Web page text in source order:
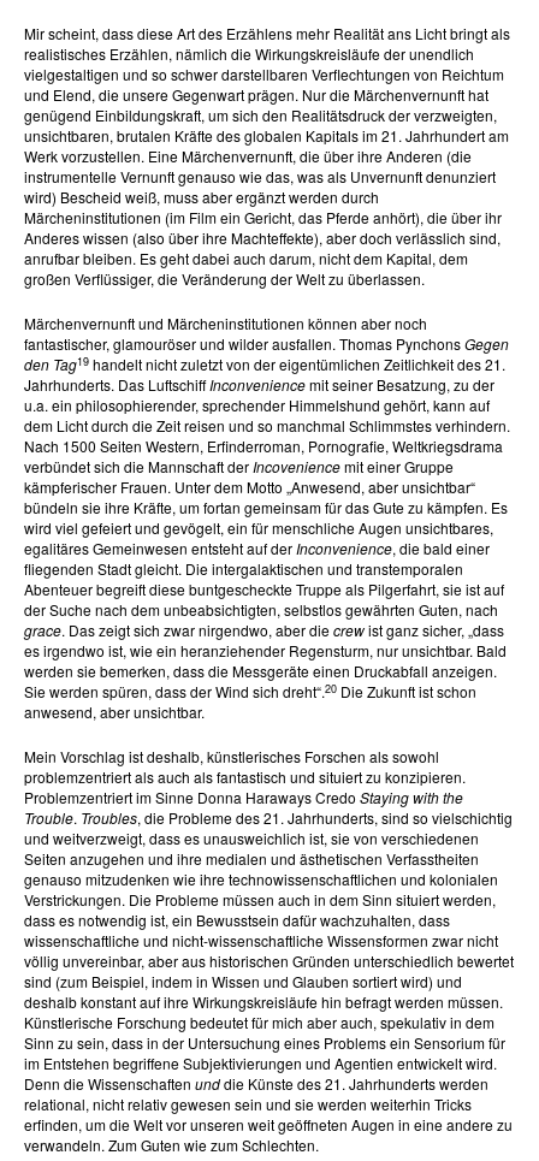
Mir scheint, dass diese Art des Erzählens mehr Realität ans Licht bringt als
realistisches Erzählen, nämlich die Wirkungskreisläufe der unendlich
vielgestaltigen und so schwer darstellbaren Verflechtungen von Reichtum
und Elend, die unsere Gegenwart prägen. Nur die Märchenvernunft hat
genügend Einbildungskraft, um sich den Realitätsdruck der verzweigten,
unsichtbaren, brutalen Kräfte des globalen Kapitals im 21. Jahrhundert am
Werk vorzustellen. Eine Märchenvernunft, die über ihre Anderen (die
instrumentelle Vernunft genauso wie das, was als Unvernunft denunziert
wird) Bescheid weiß, muss aber ergänzt werden durch
Märcheninstitutionen (im Film ein Gericht, das Pferde anhört), die über ihr
Anderes wissen (also über ihre Machteffekte), aber doch verlässlich sind,
anrufbar bleiben. Es geht dabei auch darum, nicht dem Kapital, dem
großen Verflüssiger, die Veränderung der Welt zu überlassen.
Märchenvernunft und Märcheninstitutionen können aber noch
fantastischer, glamouröser und wilder ausfallen. Thomas PynchonsGegen
den Tag19 handelt nicht zuletzt von der eigentümlichen Zeitlichkeit des 21.
Jahrhunderts. Das LuftschiffInconveniencemit seiner Besatzung, zu der
u.a. ein philosophierender, sprechender Himmelshund gehört, kann auf
dem Licht durch die Zeit reisen und so manchmal Schlimmstes verhindern.
Nach 1500 Seiten Western, Erfinderroman, Pornografie, Weltkriegsdrama
verbündet sich die Mannschaft derIncoveniencemit einer Gruppe
kämpferischer Frauen. Unter dem Motto „Anwesend, aber unsichtbar“
bündeln sie ihre Kräfte, um fortan gemeinsam für das Gute zu kämpfen. Es
wird viel gefeiert und gevögelt, ein für menschliche Augen unsichtbares,
egalitäres Gemeinwesen entsteht auf derInconvenience, die bald einer
fliegenden Stadt gleicht. Die intergalaktischen und transtemporalen
Abenteuer begreift diese buntgescheckte Truppe als Pilgerfahrt, sie ist auf
der Suche nach dem unbeabsichtigten, selbstlos gewährten Guten, nach
grace. Das zeigt sich zwar nirgendwo, aber diecrewist ganz sicher, „dass
es irgendwo ist, wie ein heranziehender Regensturm, nur unsichtbar. Bald
werden sie bemerken, dass die Messgeräte einen Druckabfall anzeigen.
Sie werden spüren, dass der Wind sich dreht“.20 Die Zukunft ist schon
anwesend, aber unsichtbar.
Mein Vorschlag ist deshalb, künstlerisches Forschen als sowohl
problemzentriert als auch als fantastisch und situiert zu konzipieren.
Problemzentriert im Sinne Donna Haraways Credo Staying with the
Trouble. Troubles, die Probleme des 21. Jahrhunderts, sind so vielschichtig
und weitverzweigt, dass es unausweichlich ist, sie von verschiedenen
Seiten anzugehen und ihre medialen und ästhetischen Verfasstheiten
genauso mitzudenken wie ihre technowissenschaftlichen und kolonialen
Verstrickungen. Die Probleme müssen auch in dem Sinn situiert werden,
dass es notwendig ist, ein Bewusstsein dafür wachzuhalten, dass
wissenschaftliche und nicht-wissenschaftliche Wissensformen zwar nicht
völlig unvereinbar, aber aus historischen Gründen unterschiedlich bewertet
sind (zum Beispiel, indem in Wissen und Glauben sortiert wird) und
deshalb konstant auf ihre Wirkungskreisläufe hin befragt werden müssen.
Künstlerische Forschung bedeutet für mich aber auch, spekulativ in dem
Sinn zu sein, dass in der Untersuchung eines Problems ein Sensorium für
im Entstehen begriffene Subjektivierungen und Agentien entwickelt wird.
Denn die Wissenschaften unddie Künste des 21. Jahrhunderts werden
relational, nicht relativ gewesen sein und sie werden weiterhin Tricks
erfinden, um die Welt vor unseren weit geöffneten Augen in eine andere zu
verwandeln. Zum Guten wie zum Schlechten.